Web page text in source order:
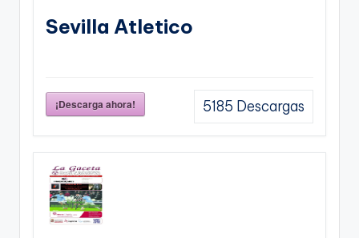
Sevilla Atletico
¡Descarga ahora! 5185 Descargas